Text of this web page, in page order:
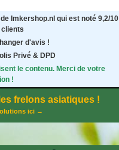
Imkershop.nl qui est noté 9,2/10
d'avis !
Privé & DPD
le contenu. Merci de votre
!
frelons asiatiques !
ici →